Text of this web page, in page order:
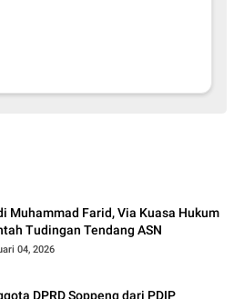
Muhammad Farid, Via Kuasa Hukum
Tudingan Tendang ASN
04, 2026
DPRD Soppeng dari PDIP